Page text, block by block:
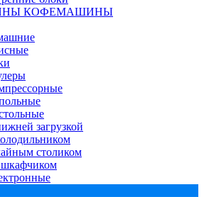
КОФЕМАШИНЫ
загрузкой
столиком